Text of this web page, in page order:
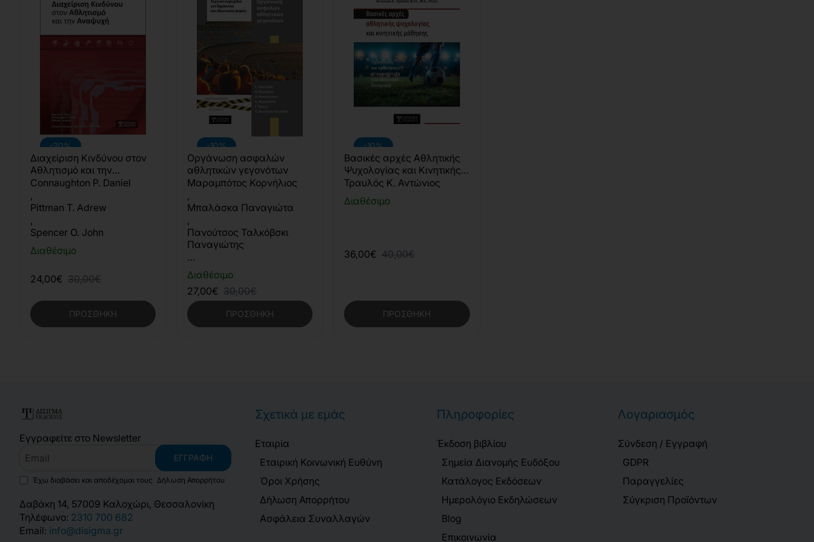
-20%
Διαθέσιμο
Διαχείριση Κινδύνου στον
Αθλητισμό και την
Αναψυχή
Connaughton P. Daniel
,
Pittman T. Adrew
,
Spencer O. John
24,00€ 30,00€
ΠΡΟΣΘΉΚΗ
-10%
Διαθέσιμο
Οργάνωση ασφαλών
αθλητικών γεγονότων
Μαραμπότος Κορνήλιος
,
Μπαλάσκα Παναγιώτα
,
Πανούτσος Ταλκόβσκι
Παναγιώτης
…
27,00€ 30,00€
ΠΡΟΣΘΉΚΗ
-10%
Διαθέσιμο
Βασικές αρχές Αθλητικής
Ψυχολογίας και Κινητικής
Μάθησης
Τραυλός Κ. Αντώνιος
36,00€ 40,00€
ΠΡΟΣΘΉΚΗ
Εγγραφείτε στο Newsletter
ΕΓΓΡΑΦΉ
Έχω διαβάσει και αποδέχομαι τους Δήλωση Απορρήτου
Δαβάκη 14, 57009 Καλοχώρι, Θεσσαλονίκη
Τηλέφωνο: 2310 700 682
Email: info@disigma.gr
Σχετικά με εμάς
Εταιρία
Εταιρική Κοινωνική Ευθύνη
Όροι Χρήσης
Δήλωση Απορρήτου
Ασφάλεια Συναλλαγών
Πληροφορίες
Έκδοση βιβλίου
Σημεία Διανομής Ευδόξου
Κατάλογος Εκδόσεων
Ημερολόγιο Εκδηλώσεων
Blog
Επικοινωνία
Λογαριασμός
Σύνδεση / Εγγραφή
GDPR
Παραγγελίες
Σύγκριση Προϊόντων